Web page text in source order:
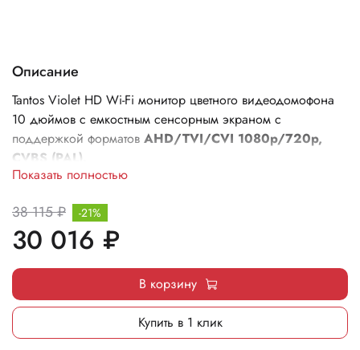
Описание
Tantos Violet HD Wi-Fi монитор цветного видеодомофона
10 дюймов с емкостным сенсорным экраном с
поддержкой форматов AHD/TVI/CVI 1080p/720p,
CVBS (PAL).
Показать полностью
38 115 ₽
30 016 ₽
-21%
В корзину
Купить в 1 клик